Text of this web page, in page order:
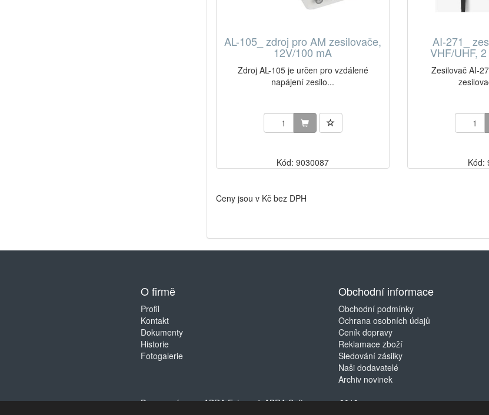
AL-105_ zdroj pro AM zesilovače,
12V/100 mA
Zdroj AL-105 je určen pro vzdálené
napájení zesilo...
Kód: 9030087
AI-271_
VHF/UHF,
Zesilovač AI-
Kód:
Ceny jsou v Kč bez DPH
O firmě
Profil
Kontakt
Dokumenty
Historie
Fotogalerie
Obchodní informace
Obchodní podmínky
Ochrana osobních údajů
Ceník dopravy
Reklamace zboží
Sledování zásilky
Naši dodavatelé
Archiv novinek
Provozováno naABRA Eshop. ©ABRA Software a.s.2019